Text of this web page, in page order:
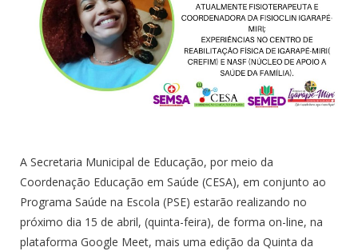
A Secretaria Municipal de Educação, por meio da
Coordenação Educação em Saúde (CESA), em conjunto ao
Programa Saúde na Escola (PSE) estarão realizando no
próximo dia 15 de abril, (quinta-feira), de forma on-line, na
plataforma Google Meet, mais uma edição da Quinta da